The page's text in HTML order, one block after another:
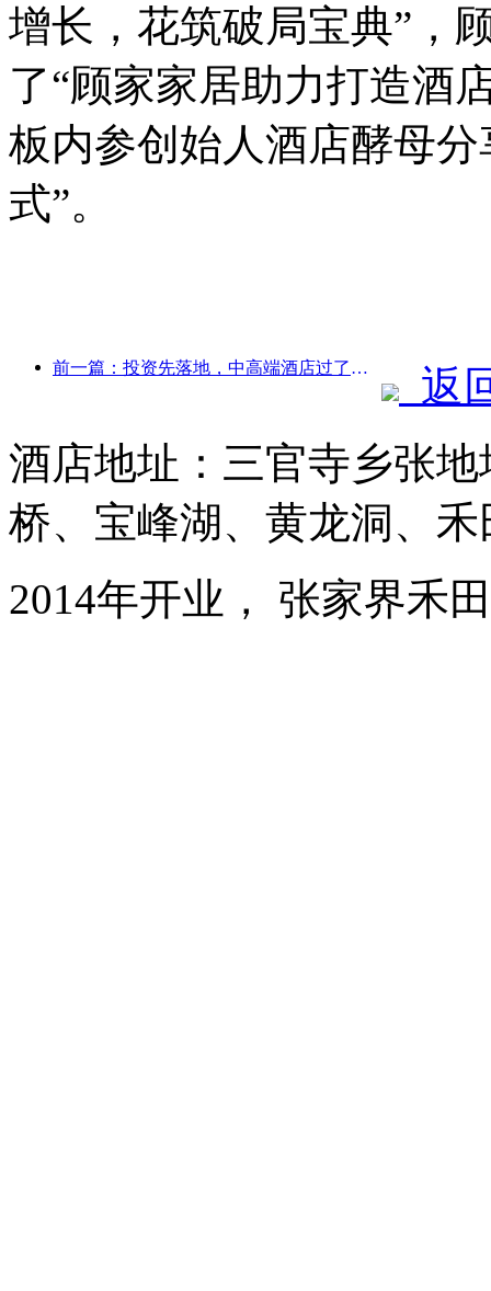
增长，花筑破局宝典”，
了“顾家家居助力打造酒
板内参创始人酒店酵母
式”。
前一篇：投资先落地，中高端酒店过了炒概念的时候
返
酒店地址：三官寺乡张
桥、宝峰湖、黄龙洞、
2014年开业， 张家界